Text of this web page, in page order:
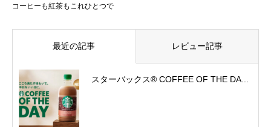
コーヒーも紅茶もこれひとつで
最近の記事 レビュー記事
スターバックス® COFFEE OF THE DA...